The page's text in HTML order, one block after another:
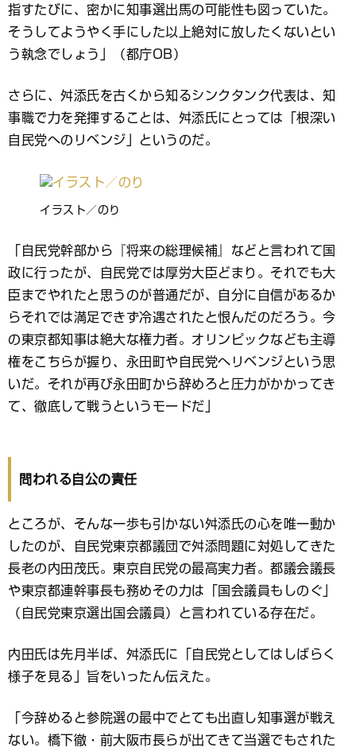
指すたびに、密かに知事選出馬の可能性も図っていた。
そうしてようやく手にした以上絶対に放したくないとい
う執念でしょう」（都庁OB）
さらに、舛添氏を古くから知るシンクタンク代表は、知
事職で力を発揮することは、舛添氏にとっては「根深い
自民党へのリベンジ」というのだ。
イラスト／のり
「自民党幹部から『将来の総理候補』などと言われて国
政に行ったが、自民党では厚労大臣どまり。それでも大
臣までやれたと思うのが普通だが、自分に自信があるか
らそれでは満足できず冷遇されたと恨んだのだろう。今
の東京都知事は絶大な権力者。オリンピックなども主導
権をこちらが握り、永田町や自民党へリベンジという思
いだ。それが再び永田町から辞めろと圧力がかかってき
て、徹底して戦うというモードだ」
問われる自公の責任
ところが、そんな一歩も引かない舛添氏の心を唯一動か
したのが、自民党東京都議団で舛添問題に対処してきた
長老の内田茂氏。東京自民党の最高実力者。都議会議長
や東京都連幹事長も務めその力は「国会議員もしのぐ」
（自民党東京選出国会議員）と言われている存在だ。
内田氏は先月半ば、舛添氏に「自民党としてはしばらく
様子を見る」旨をいったん伝えた。
「今辞めると参院選の最中でとても出直し知事選が戦え
ない。橋下徹・前大阪市長らが出てきて当選でもされた